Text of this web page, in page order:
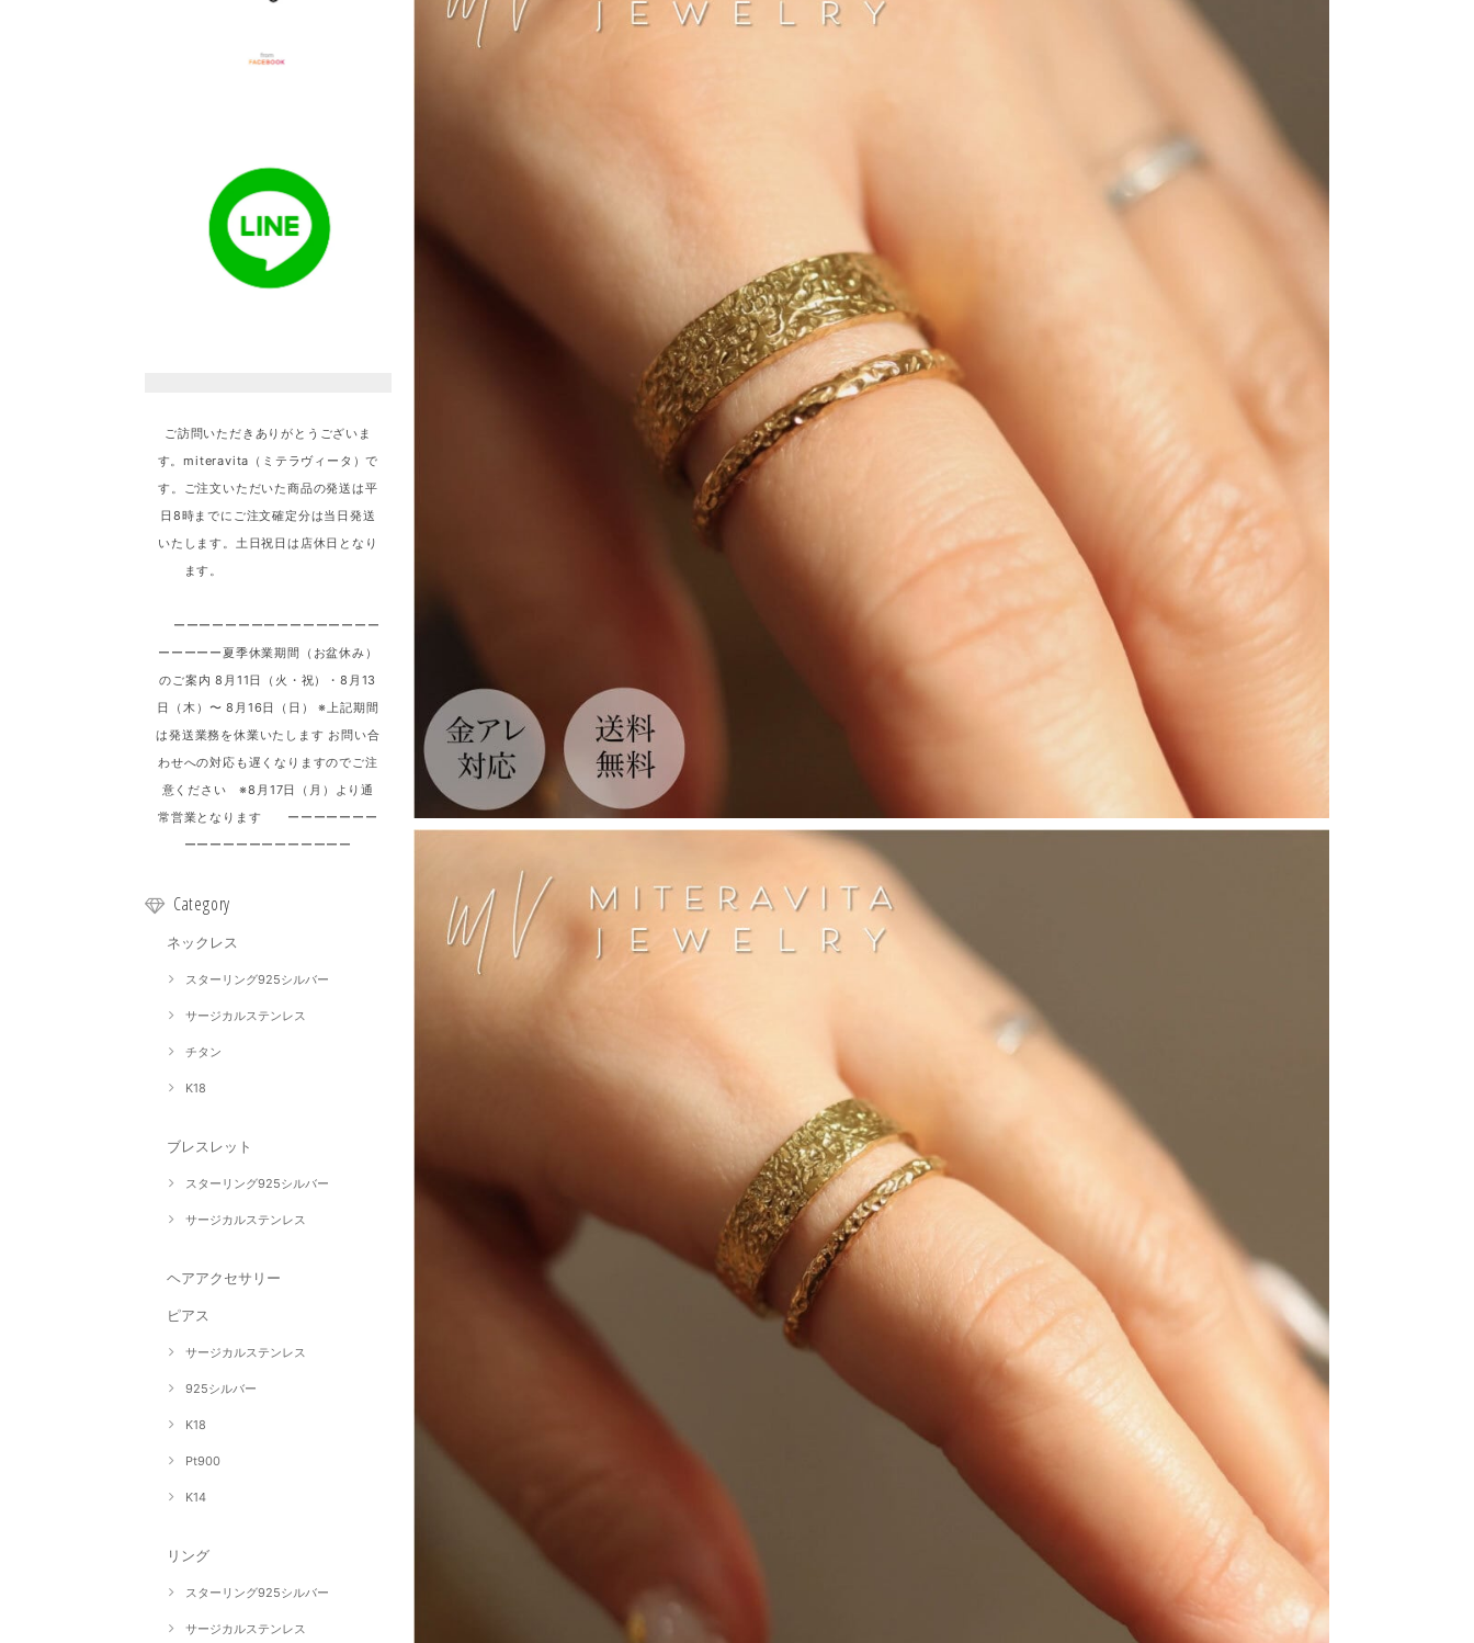
ご訪問いただきありがとうございま
す。miteravita（ミテラヴィータ）で
す。ご注文いただいた商品の発送は平
日8時までにご注文確定分は当日発送
いたします。土日祝日は店休日となり
ます。
ーーーーーーーーーーーーーーーー
ーーーーー夏季休業期間（お盆休み）
のご案内 8月11日（火・祝）・8月13
日（木）〜 8月16日（日） ※上記期間
は発送業務を休業いたします お問い合
わせへの対応も遅くなりますのでご注
意ください ※8月17日（月）より通
常営業となります ーーーーーーー
ーーーーーーーーーーーーー
Category
ネックレス
スターリング925シルバー
サージカルステンレス
チタン
K18
ブレスレット
スターリング925シルバー
サージカルステンレス
ヘアアクセサリー
ピアス
サージカルステンレス
925シルバー
K18
Pt900
K14
リング
スターリング925シルバー
サージカルステンレス